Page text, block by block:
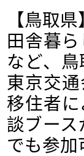
【鳥取
田舎暮
など、
東京交
移住者
談ブース
でも参加